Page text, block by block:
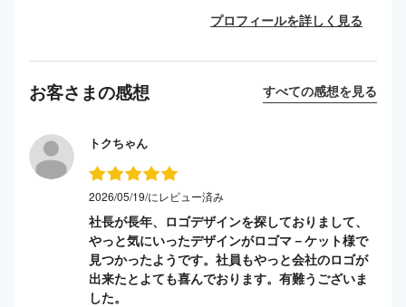
プロフィールを詳しく見る
お客さまの感想 すべての感想を見る
トクちゃん
2026/05/19/にレビュー済み
社長が長年、ロゴデザインを探しておりまして、
やっと気にいったデザインがロゴマ－ケット様で
見つかったようです。社員もやっと会社のロゴが
出来たとよても喜んでおります。有難うございま
した。